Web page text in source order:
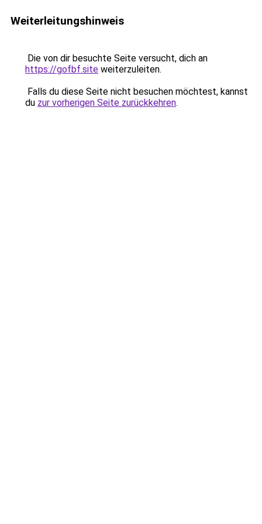
Weiterleitungshinweis
Die von dir besuchte Seite versucht, dich an
https://gofbf.site weiterzuleiten.
Falls du diese Seite nicht besuchen möchtest, kannst
du zur vorherigen Seite zurückkehren.